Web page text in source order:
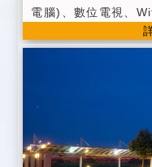
電腦)、數位電視、
地、自行車、日立變
早餐服務
資訊服務。 ★提供健
提供四人以下車站與
溜滑梯。 ★免費貼
提前告知)